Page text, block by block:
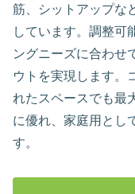
筋、シットアップな
しています。調整可
ングニーズに合わせ
ウトを実現します。
れたスペースでも最
に優れ、家庭用とし
す。